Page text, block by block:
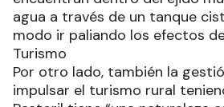
agua a través de un tanque
modo ir paliando los efectos
Turismo
Por otro lado, también la
impulsar el turismo rural